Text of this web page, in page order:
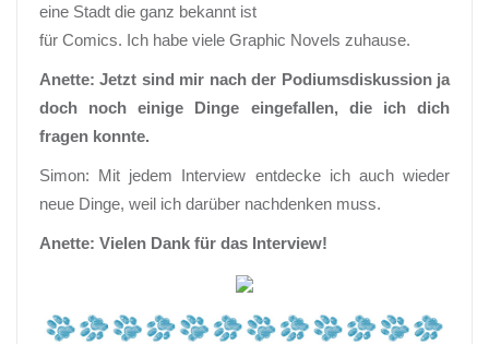
eine Stadt die ganz bekannt ist
für Comics. Ich habe viele Graphic Novels zuhause.
Anette: Jetzt sind mir nach der Podiumsdiskussion ja
doch noch einige Dinge eingefallen, die ich dich
fragen konnte.
Simon: Mit jedem Interview entdecke ich auch wieder
neue Dinge, weil ich darüber nachdenken muss.
Anette: Vielen Dank für das Interview!